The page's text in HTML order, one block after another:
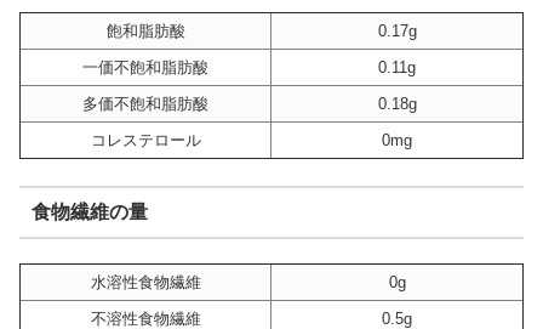
飽和脂肪酸
0.17g
一価不飽和脂肪酸
0.11g
多価不飽和脂肪酸
0.18g
コレステロール
0mg
食物繊維の量
水溶性食物繊維
0g
不溶性食物繊維
0.5g